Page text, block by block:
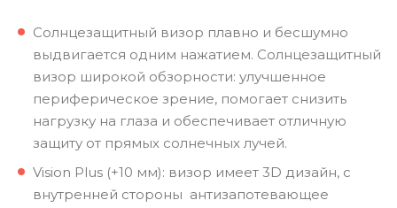
Солнцезащитный визор плавно и бесшумно
выдвигается одним нажатием. Солнцезащитный
визор широкой обзорности: улучшенное
периферическое зрение, помогает снизить
нагрузку на глаза и обеспечивает отличную
защиту от прямых солнечных лучей.
Vision Plus (+10 мм): визор имеет 3D дизайн, с
внутренней стороны антизапотевающее